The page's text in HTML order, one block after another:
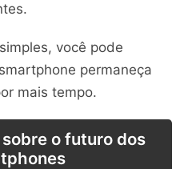
você pode
permaneça
mais tempo.
o futuro dos